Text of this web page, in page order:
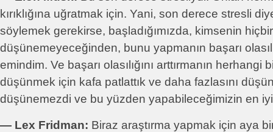
kırıklığına uğratmak için. Yani, son derece stresli
söylemek gerekirse, başladığımızda, kimsenin
düşünemeyeceğinden, bunu yapmanın başarı
emindim. Ve başarı olasılığını arttırmanın herhangi
düşünmek için kafa patlattık ve daha fazlasını
düşünemezdi ve bu yüzden yapabileceğimizin en
― Lex Fridman: Biraz araştırma yapmak için aya